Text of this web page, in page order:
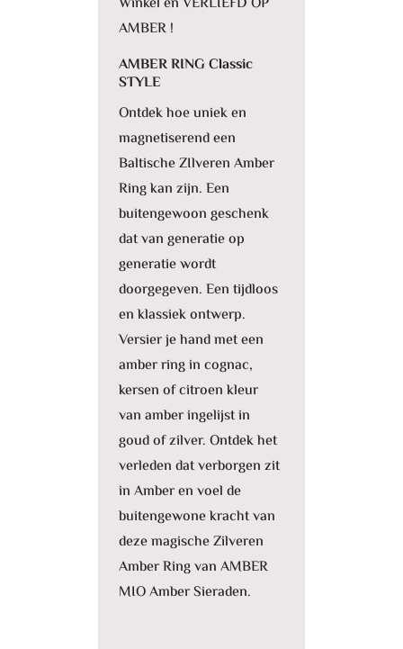
AMBER !
AMBER RING Classic
STYLE
Ontdek hoe uniek en
magnetiserend een
Baltische ZIlveren Amber
Ring kan zijn. Een
buitengewoon geschenk
dat van generatie op
generatie wordt
doorgegeven. Een tijdloos
en klassiek ontwerp.
Versier je hand met een
amber ring in cognac,
kersen of citroen kleur
van amber ingelijst in
goud of zilver. Ontdek het
verleden dat verborgen zit
in Amber en voel de
buitengewone kracht van
deze magische Zilveren
Amber Ring van AMBER
MIO Amber Sieraden.